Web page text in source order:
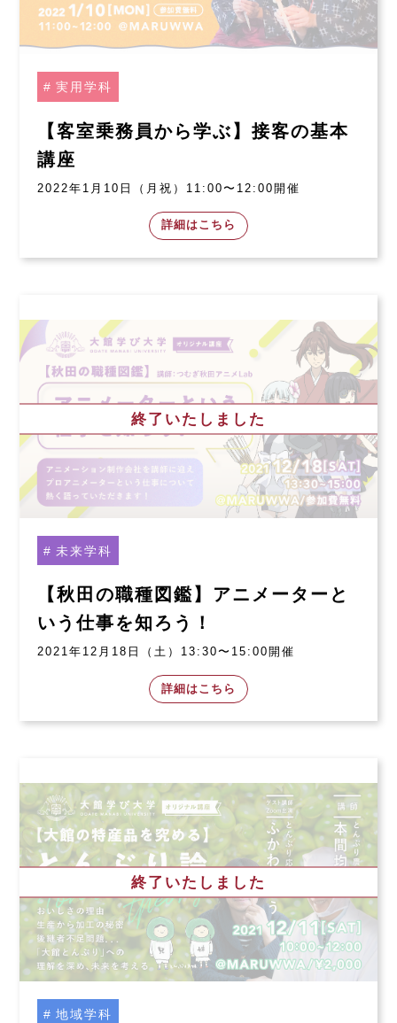
実用学科
【客室乗務員から学ぶ】接客の基本
講座
2022年1月10日（月祝）11:00〜12:00開催
詳細はこちら
終了いたしました
未来学科
【秋田の職種図鑑】アニメーターと
いう仕事を知ろう！
2021年12月18日（土）13:30〜15:00開催
詳細はこちら
終了いたしました
地域学科